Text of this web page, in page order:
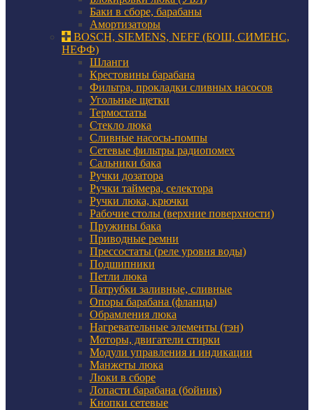
Баки в сборе, барабаны
Амортизаторы
BOSCH, SIEMENS, NEFF (БОШ, СИМЕНС,
НЕФФ)
Шланги
Крестовины барабана
Фильтра, прокладки сливных насосов
Угольные щетки
Термостаты
Стекло люка
Сливные насосы-помпы
Сетевые фильтры радиопомех
Сальники бака
Ручки дозатора
Ручки таймера, селектора
Ручки люка, крючки
Рабочие столы (верхние поверхности)
Пружины бака
Приводные ремни
Прессостаты (реле уровня воды)
Подшипники
Петли люка
Патрубки заливные, сливные
Опоры барабана (фланцы)
Обрамления люка
Нагревательные элементы (тэн)
Моторы, двигатели стирки
Модули управления и индикации
Манжеты люка
Люки в сборе
Лопасти барабана (бойник)
Кнопки сетевые